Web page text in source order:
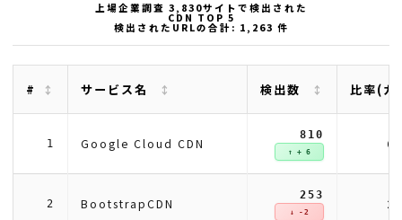
上場企業調査 3,830サイトで検出された
CDN TOP 5
検出されたURLの合計: 1,263 件
# サービス名 検出数 比率(
1 Google Cloud CDN
810
↑ + 6
2 BootstrapCDN
253
↓ -2